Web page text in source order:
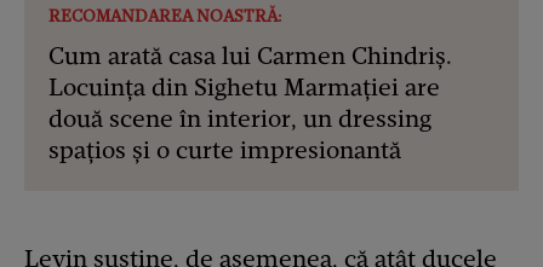
RECOMANDAREA NOASTRĂ:
Cum arată casa lui Carmen Chindriș.
Locuința din Sighetu Marmației are
două scene în interior, un dressing
spațios și o curte impresionantă
Levin susține, de asemenea, că atât ducele